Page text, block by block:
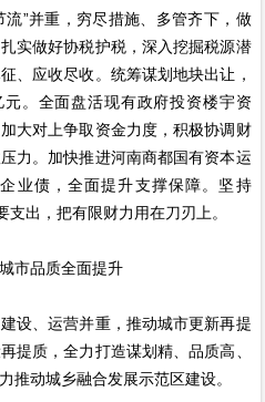
流”并重，穷尽措施、多管齐下，做
实做好协税护税，深入挖掘税源潜
、应收尽收。统筹谋划地块出让，
。全面盘活现有政府投资楼宇资
大对上争取资金力度，积极协调财
力。加快推进河南商都国有资本运
业债，全面提升支撑保障。坚持
支出，把有限财力用在刀刃上。
市品质全面提升
设、运营并重，推动城市更新再提
提质，全力打造谋划精、品质高、
推动城乡融合发展示范区建设。